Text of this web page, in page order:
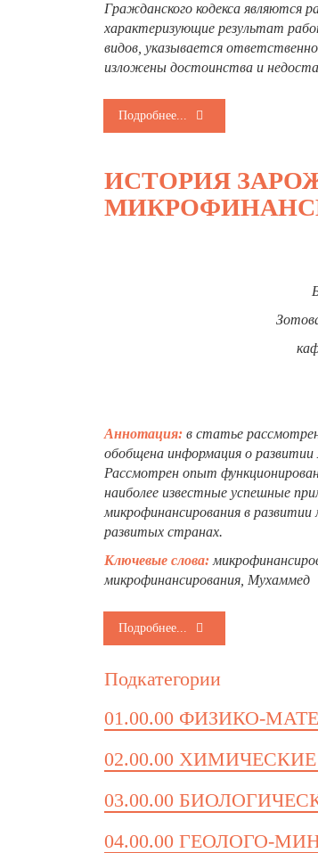
Гражданского кодекса являются
характеризующие результат
видов, указывается
изложены достоинства и
Подробнее...
ИСТОРИЯ
Аннотация: в статье
обобщена информация о
Рассмотрен опыт
наиболее известные успешные
микрофинансирования в
развитых странах.
Ключевые слова:
микрофинансирования, Мухаммед
Подробнее...
Подкатегории
01.00.00 ФИЗИКО-
02.00.00
03.00.00
04.00.00 ГЕОЛОГО-